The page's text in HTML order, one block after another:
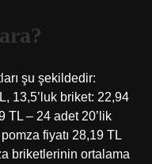
şu şekildedir:
13,5’luk briket: 22,94
TL – 24 adet 20’lik
fiyatı 28,19 TL
briketlerinin ortalama